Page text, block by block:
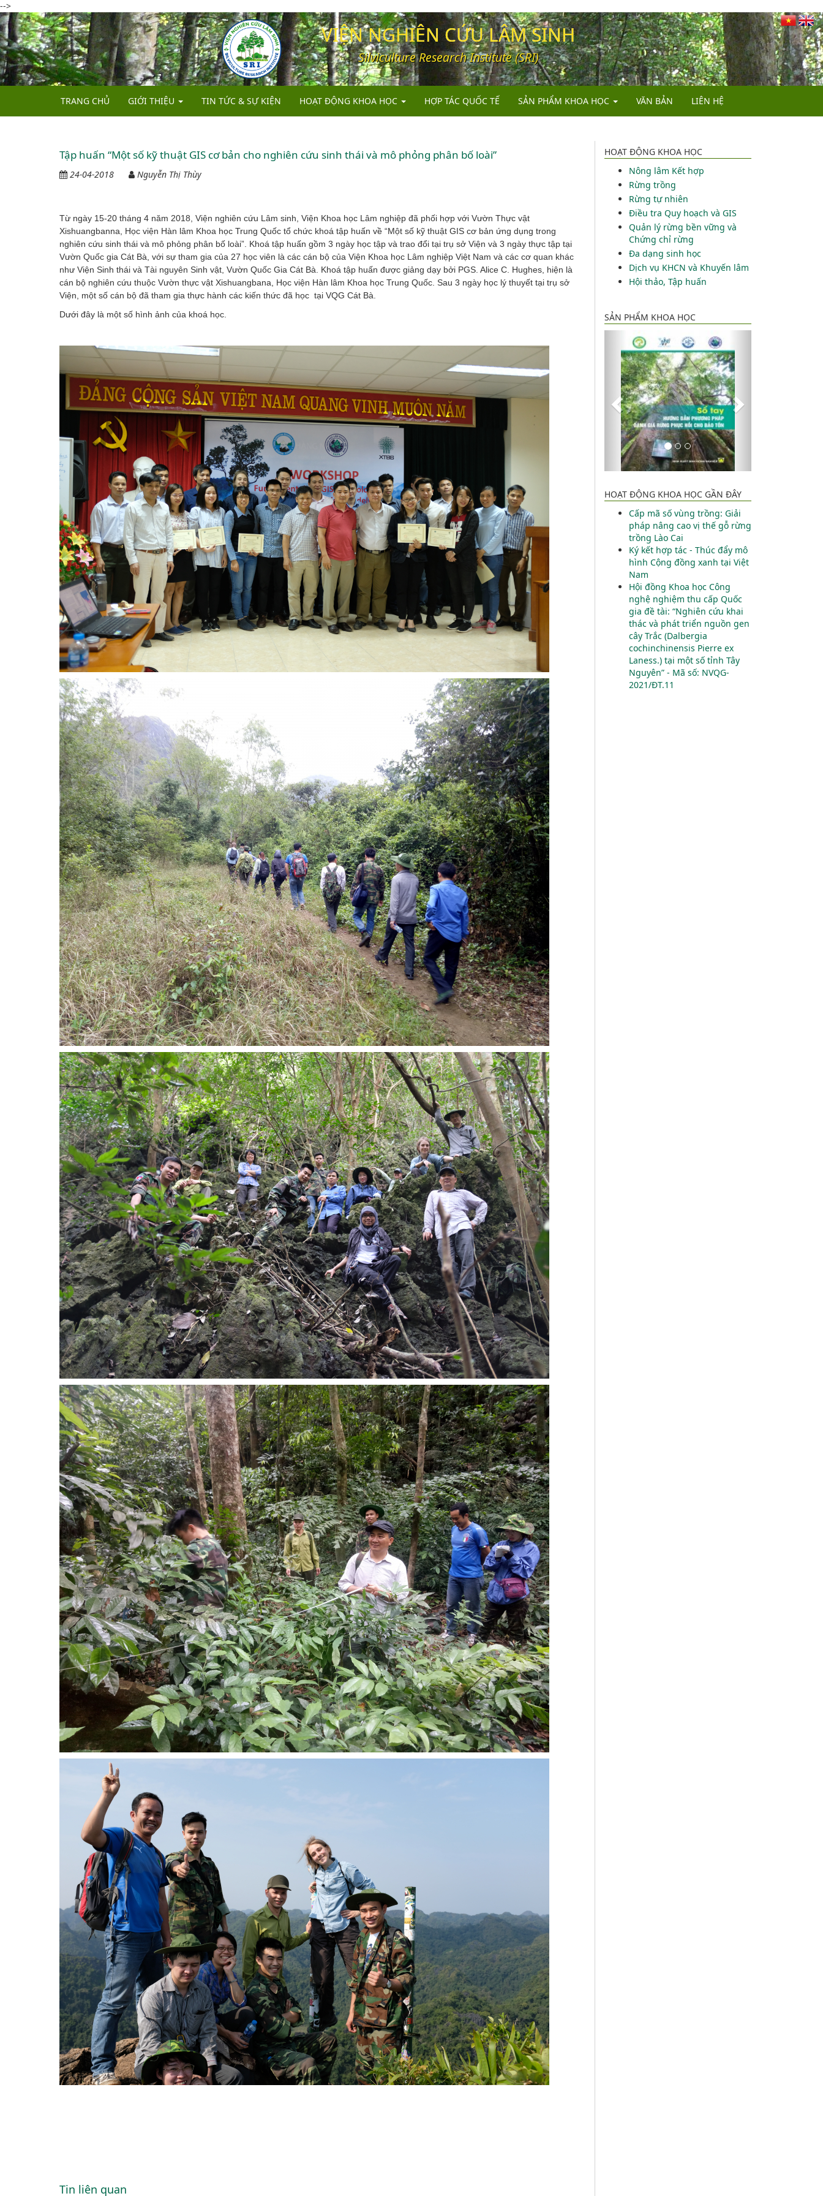
-->
VIỆN NGHIÊN CỨU LÂM SINH
Silviculture Research Institute (SRI)
TRANG CHỦ GIỚI THIỆU
CHỨC NĂNG, NHIỆM VỤ
CƠ CẤU TỔ CHỨC VÀ NHÂN SỰ
TIN TỨC & SỰ KIỆN HOẠT ĐỘNG KHOA HỌC
RỪNG TỰ NHIÊN
ĐA DẠNG SINH HỌC VÀ BẢO TỒN NGUỒN GEN
QUẢN LÝ RỪNG BỀN VỮNG VÀ CHỨNG CHỈ RỪNG
DỊCH VỤ, CHUYỂN GIAO KHCN VÀ KHUYẾN LÂM
HỘI THẢO, TẬP HUẤN
HỢP TÁC QUỐC TẾ SẢN PHẨM KHOA HỌC
TIÊU CHUẨN, HDKT, QTKT
GIỐNG VÀ TIẾN BỘ KỸ THUẬT
VĂN BẢN LIÊN HỆ
Tập huấn “Một số kỹ thuật GIS cơ bản cho nghiên cứu sinh thái và mô phỏng phân bố loài”
24-04-2018 Nguyễn Thị Thùy
Từ ngày 15-20 tháng 4 năm 2018, Viện nghiên cứu Lâm sinh, Viện Khoa học Lâm nghiệp đã phối hợp với Vườn Thực vật
Xishuangbanna, Học viện Hàn lâm Khoa học Trung Quốc tổ chức khoá tập huấn về “Một số kỹ thuật GIS cơ bản ứng dụng trong
nghiên cứu sinh thái và mô phỏng phân bố loài”. Khoá tập huấn gồm 3 ngày học tập và trao đổi tại trụ sở Viện và 3 ngày thực tập tại
Vườn Quốc gia Cát Bà, với sự tham gia của 27 học viên là các cán bộ của Viện Khoa học Lâm nghiệp Việt Nam và các cơ quan khác
như Viện Sinh thái và Tài nguyên Sinh vật, Vườn Quốc Gia Cát Bà. Khoá tập huấn được giảng dạy bởi PGS. Alice C. Hughes, hiện là
cán bộ nghiên cứu thuộc Vườn thực vật Xishuangbana, Học viện Hàn lâm Khoa học Trung Quốc. Sau 3 ngày học lý thuyết tại trụ sở
Viện, một số cán bộ đã tham gia thực hành các kiến thức đã học tại VQG Cát Bà.
Dưới đây là một số hình ảnh của khoá học.
Tin liên quan
HOẠT ĐỘNG KHOA HỌC
Nông lâm Kết hợp
Rừng trồng
Rừng tự nhiên
Điều tra Quy hoạch và GIS
Quản lý rừng bền vững và
Chứng chỉ rừng
Đa dạng sinh học
Dịch vụ KHCN và Khuyến lâm
Hội thảo, Tập huấn
SẢN PHẨM KHOA HỌC
trước
HOẠT ĐỘNG KHOA HỌC GẦN ĐÂY
Cấp mã số vùng trồng: Giải
pháp nâng cao vị thế gỗ rừng
trồng Lào Cai
Ký kết hợp tác - Thúc đẩy mô
hình Cộng đồng xanh tại Việt
Nam
Hội đồng Khoa học Công
nghệ nghiệm thu cấp Quốc
gia đề tài: “Nghiên cứu khai
thác và phát triển nguồn gen
cây Trắc (Dalbergia
cochinchinensis Pierre ex
Laness.) tại một số tỉnh Tây
Nguyên” - Mã số: NVQG-
2021/ĐT.11